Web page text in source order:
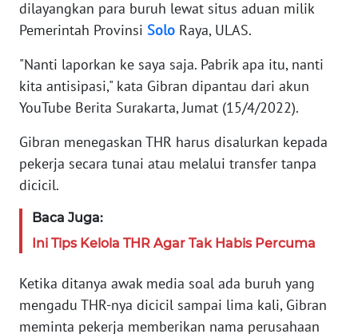
dilayangkan para buruh lewat situs aduan milik
Pemerintah Provinsi Solo Raya, ULAS.
"Nanti laporkan ke saya saja. Pabrik apa itu, nanti
kita antisipasi," kata Gibran dipantau dari akun
YouTube Berita Surakarta, Jumat (15/4/2022).
Gibran menegaskan THR harus disalurkan kepada
pekerja secara tunai atau melalui transfer tanpa
dicicil.
Baca Juga:
Ini Tips Kelola THR Agar Tak Habis Percuma
Ketika ditanya awak media soal ada buruh yang
mengadu THR-nya dicicil sampai lima kali, Gibran
meminta pekerja memberikan nama perusahaan
Regional
SUMUT
WN
WN
JABAR
WN
BANTEN
WN
NTT